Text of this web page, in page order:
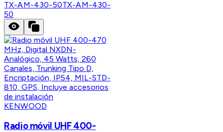
TX-AM-430-50TX-AM-430-
50
KENWOOD
Radio móvil UHF 400-